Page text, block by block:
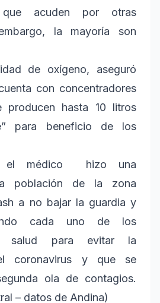
acuden por otras
la mayoría son
de oxígeno, aseguró
con concentradores
producen hasta 10 litros
para beneficio de los
el médico hizo una
población de la zona
a no bajar la guardia y
cada uno de los
salud para evitar la
coronavirus y que se
ola de contagios.
– datos de Andina)